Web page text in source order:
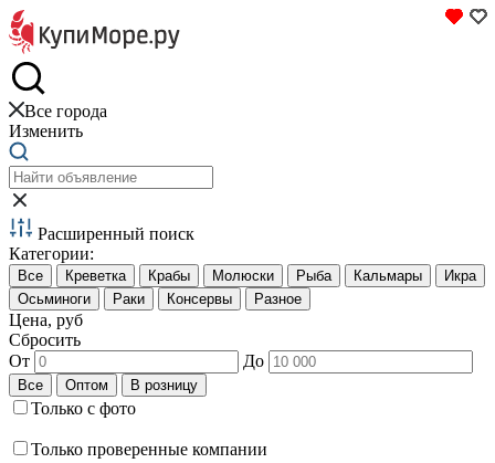
Все города
Изменить
Расширенный поиск
Категории:
Цена, руб
Сбросить
От
До
Только с фото
Только проверенные компании